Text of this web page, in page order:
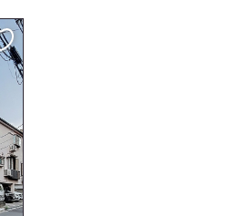
0120-249-900
契約の流れ